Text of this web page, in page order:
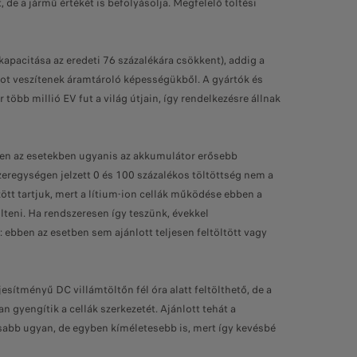
az eredeti 76 százalékára csökkent), addig a
veszítenek áramtároló képességükből. A gyártók és
millió EV fut a világ útjain, így rendelkezésre állnak
az esetekben ugyanis az akkumulátor erősebb
jelzett 0 és 100 százalékos töltöttség nem a
tartjuk, mert a lítium-ion cellák működése ebben a
Ha rendszeresen így teszünk, évekkel
az esetben sem ajánlott teljesen feltöltött vagy
DC villámtöltőn fél óra alatt feltölthető, de a
gyengítik a cellák szerkezetét. Ajánlott tehát a
ugyan, de egyben kíméletesebb is, mert így kevésbé